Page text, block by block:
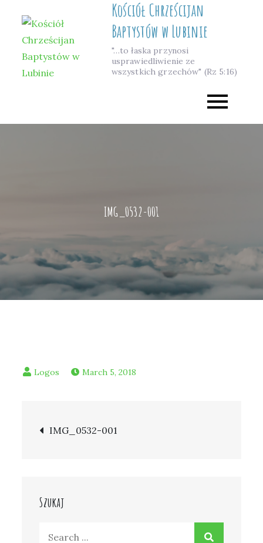
content
Kościół Chrześcijan
Baptystów w Lubinie
"…to łaska przynosi
usprawiedliwienie ze
wszystkich grzechów" (Rz 5:16)
IMG_0532-001
March 5, 2018
Post
IMG_0532-001
Szukaj